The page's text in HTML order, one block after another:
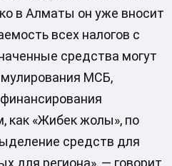
в Алматы он уже вносит
всех налогов с
средства могут
МСБ,
как «Жибек жолы», по
средств для
для региона», — говорит